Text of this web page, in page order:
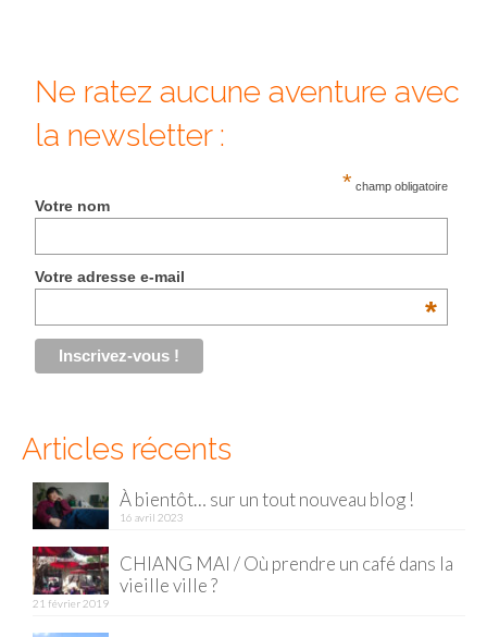
La Réunion
Paris
Savoie
Allemagne
Munich
Danemark
Portugal
Ne ratez aucune aventure avec
la newsletter :
* champ obligatoire
Votre nom
Votre adresse e-mail
*
Articles récents
À bientôt… sur un tout nouveau blog !
16 avril 2023
CHIANG MAI / Où prendre un café dans la
vieille ville ?
21 février 2019